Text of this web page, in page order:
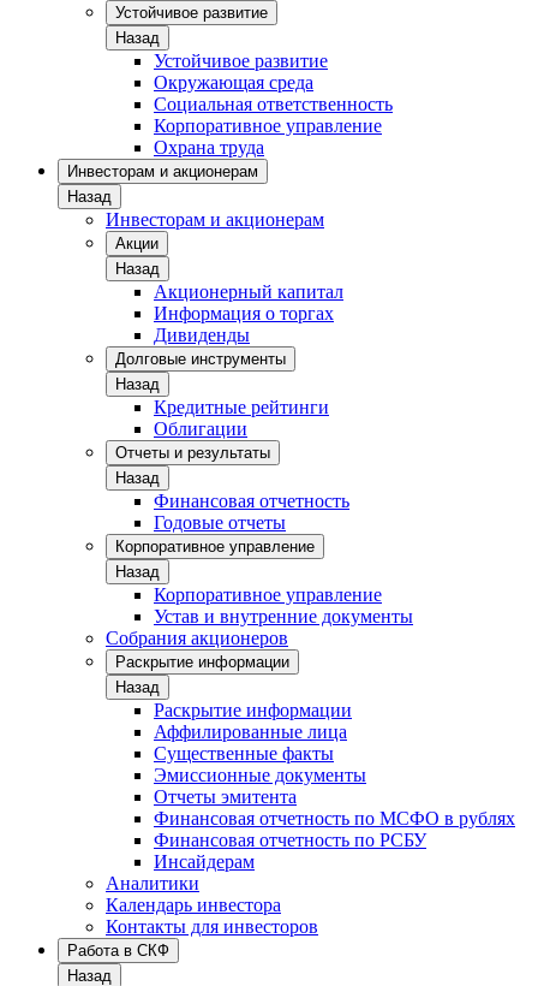
Устойчивое развитие
Назад
Устойчивое развитие
Окружающая среда
Социальная ответственность
Корпоративное управление
Охрана труда
Инвесторам и акционерам
Назад
Инвесторам и акционерам
Акции
Назад
Акционерный капитал
Информация о торгах
Дивиденды
Долговые инструменты
Назад
Кредитные рейтинги
Облигации
Отчеты и результаты
Назад
Финансовая отчетность
Годовые отчеты
Корпоративное управление
Назад
Корпоративное управление
Устав и внутренние документы
Собрания акционеров
Раскрытие информации
Назад
Раскрытие информации
Аффилированные лица
Существенные факты
Эмиссионные документы
Отчеты эмитента
Финансовая отчетность по МСФО в рублях
Финансовая отчетность по РСБУ
Инсайдерам
Аналитики
Календарь инвестора
Контакты для инвесторов
Работа в СКФ
Назад